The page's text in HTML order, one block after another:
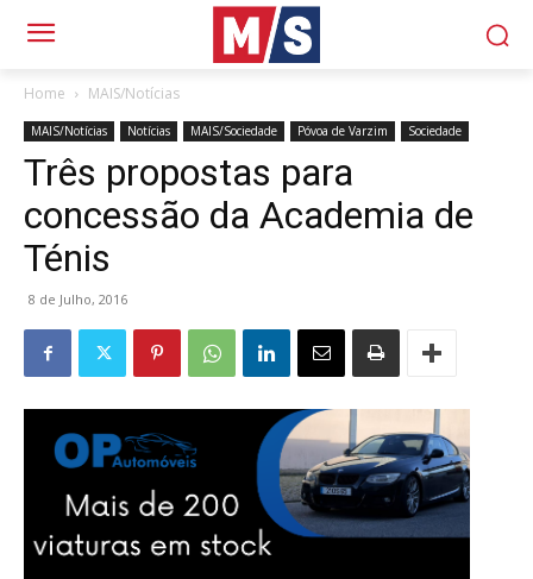
Home MAIS/Notícias
MAIS/Notícias Notícias MAIS/Sociedade Póvoa de Varzim Sociedade
Três propostas para
concessão da Academia de
Ténis
8 de Julho, 2016